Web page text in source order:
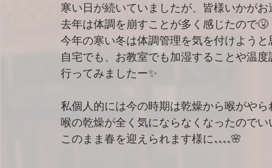
寒い日が続いていましたが、皆様いかが
去年は体調を崩すことが多く感じたので🤧
今年の寒い冬は体調管理を気を付けようと
自宅でも、お教室でも加湿することや温
行ってみましたー✨
私個人的には今の時期は乾燥から喉がや
喉の乾燥が全く気にならなくなったので
このまま春を迎えられます様に....🌸